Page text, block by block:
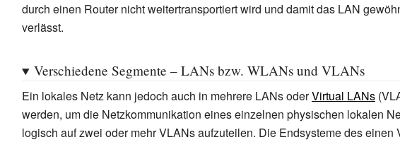
durch einen Router nicht weitertransportiert wird und damit das LAN
verlässt.
Verschiedene Segmente – LANs bzw. WLANs und VLANs
Ein lokales Netz kann jedoch auch in mehrere LANs oderVirtual LANs
werden, um die Netzkommunikation eines einzelnen physischen lokalen
logisch auf zwei oder mehr VLANs aufzuteilen. Die Endsysteme des einen